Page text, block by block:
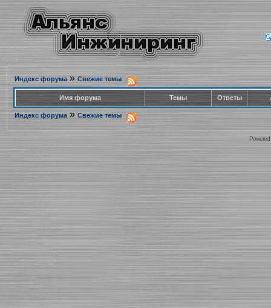
Индекс форума» Свежие темы
Имя форума Темы Ответы
Индекс форума » Свежие темы